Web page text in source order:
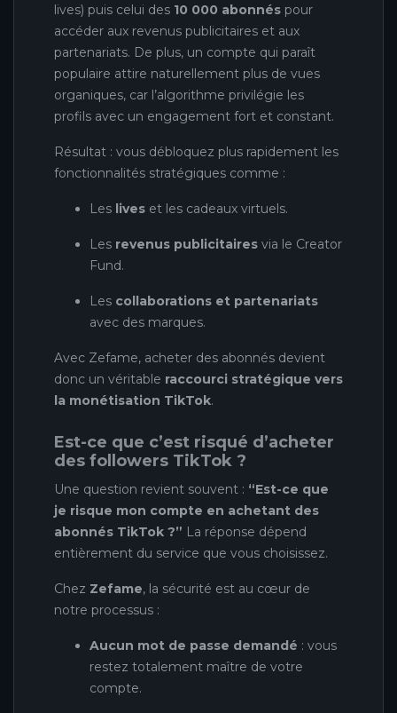
lives) puis celui des 10 000 abonnés pour
accéder aux revenus publicitaires et aux
partenariats. De plus, un compte qui paraît
populaire attire naturellement plus de vues
organiques, car l’algorithme privilégie les
profils avec un engagement fort et constant.
Résultat : vous débloquez plus rapidement les
fonctionnalités stratégiques comme :
Les lives et les cadeaux virtuels.
Les revenus publicitaires via le Creator
Fund.
Les collaborations et partenariats
avec des marques.
Avec Zefame, acheter des abonnés devient
donc un véritable raccourci stratégique vers
la monétisation TikTok.
Est-ce que c’est risqué d’acheter
des followers TikTok ?
Une question revient souvent : “Est-ce que
je risque mon compte en achetant des
abonnés TikTok ?” La réponse dépend
entièrement du service que vous choisissez.
Chez Zefame, la sécurité est au cœur de
notre processus :
Aucun mot de passe demandé : vous
restez totalement maître de votre
compte.